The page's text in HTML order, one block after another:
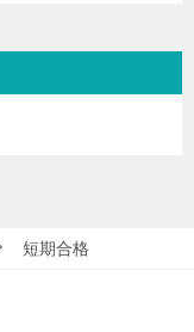
短期合格